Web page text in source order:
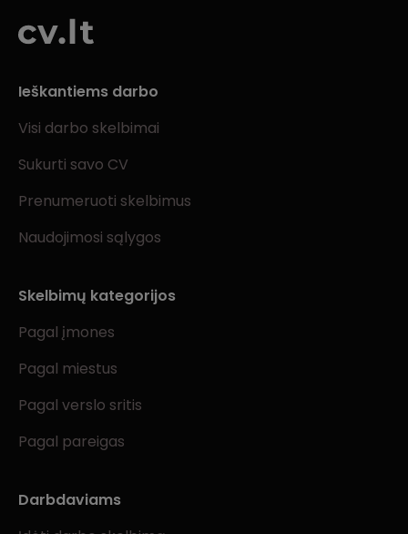
Ieškantiems darbo
Visi darbo skelbimai
Sukurti savo CV
Prenumeruoti skelbimus
Naudojimosi sąlygos
Skelbimų kategorijos
Pagal įmones
Pagal miestus
Pagal verslo sritis
Pagal pareigas
Darbdaviams